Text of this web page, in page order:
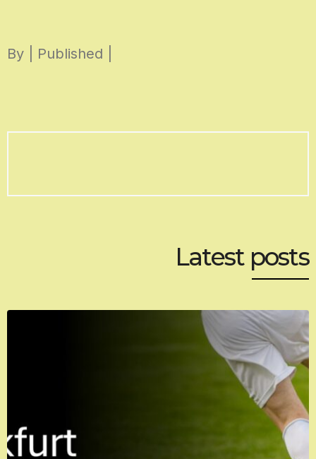
content
By | Published |
Latest posts